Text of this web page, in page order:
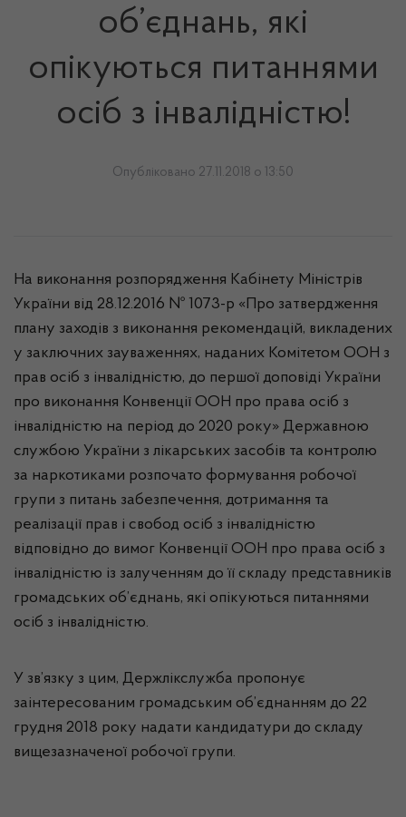
об’єднань, які
опікуються питаннями
осіб з інвалідністю!
Опубліковано 27.11.2018 о 13:50
На виконання розпорядження Кабінету Міністрів
України від 28.12.2016 № 1073-р «Про затвердження
плану заходів з виконання рекомендацій, викладених
у заключних зауваженнях, наданих Комітетом ООН з
прав осіб з інвалідністю, до першої доповіді України
про виконання Конвенції ООН про права осіб з
інвалідністю на період до 2020 року» Державною
службою України з лікарських засобів та контролю
за наркотиками розпочато формування робочої
групи з питань забезпечення, дотримання та
реалізації прав і свобод осіб з інвалідністю
відповідно до вимог Конвенції ООН про права осіб з
інвалідністю із залученням до її складу представників
громадських об’єднань, які опікуються питаннями
осіб з інвалідністю.
У зв’язку з цим, Держлікслужба пропонує
заінтересованим громадським об’єднанням до 22
грудня 2018 року надати кандидатури до складу
вищезазначеної робочої групи.